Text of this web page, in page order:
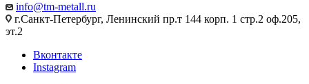
info@tm-metall.ru
г.Санкт-Петербург, Ленинский пр.т 144 корп. 1 стр.2 оф.205,
эт.2
Вконтакте
Instagram